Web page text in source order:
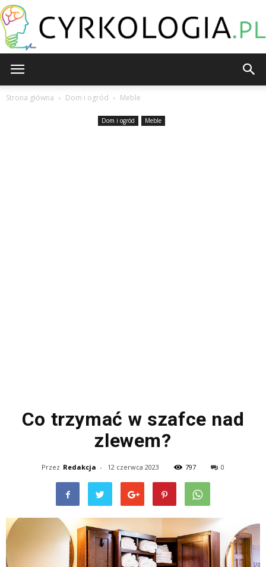
Strona główna Dom i ogród Meble
Dom i ogród Meble
Co trzymać w szafce nad
zlewem?
Przez Redakcja - 12 czerwca 2023 797 0